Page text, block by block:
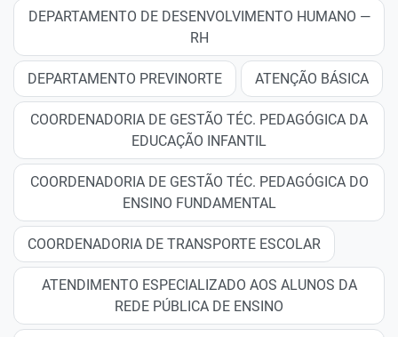
DEPARTAMENTO DE DESENVOLVIMENTO HUMANO —
RH
DEPARTAMENTO PREVINORTE ATENÇÃO BÁSICA
COORDENADORIA DE GESTÃO TÉC. PEDAGÓGICA DA
EDUCAÇÃO INFANTIL
COORDENADORIA DE GESTÃO TÉC. PEDAGÓGICA DO
ENSINO FUNDAMENTAL
COORDENADORIA DE TRANSPORTE ESCOLAR
ATENDIMENTO ESPECIALIZADO AOS ALUNOS DA
REDE PÚBLICA DE ENSINO